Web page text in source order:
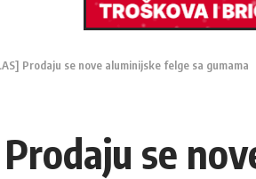
Prodaju se nove aluminijske felge sa gumama
Prodaju se